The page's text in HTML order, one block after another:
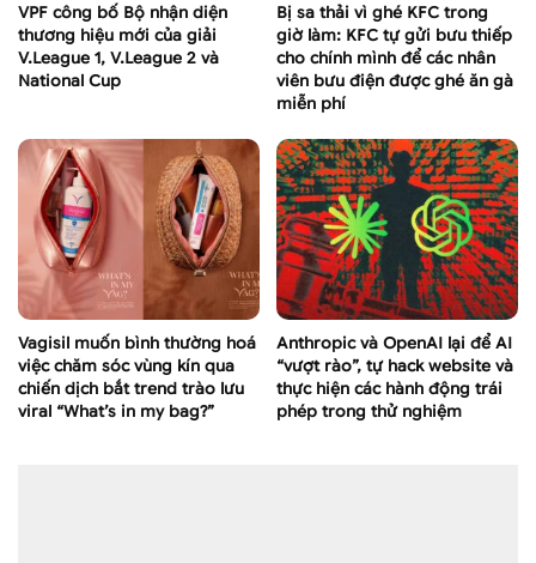
VPF công bố Bộ nhận diện
thương hiệu mới của giải
V.League 1, V.League 2 và
National Cup
Bị sa thải vì ghé KFC trong
giờ làm: KFC tự gửi bưu thiếp
cho chính mình để các nhân
viên bưu điện được ghé ăn gà
miễn phí
Vagisil muốn bình thường hoá
việc chăm sóc vùng kín qua
chiến dịch bắt trend trào lưu
viral “What’s in my bag?”
Anthropic và OpenAI lại để AI
“vượt rào”, tự hack website và
thực hiện các hành động trái
phép trong thử nghiệm